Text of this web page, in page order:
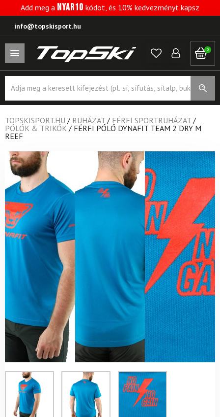
Add meg a NYAR10 kódot, és 10% kedvezményt kapsz
info@topskisport.hu
0
search
TOPSKISPORT.HU / RUHÁZAT / FÉRFI SPORTRUHÁZAT /
PÓLÓK & TRIKÓK / FÉRFI PÓLÓ DYNAFIT TEAM 2 DRY M
REEF